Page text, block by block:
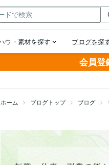
会員登
ホーム ブログトップ ブログ